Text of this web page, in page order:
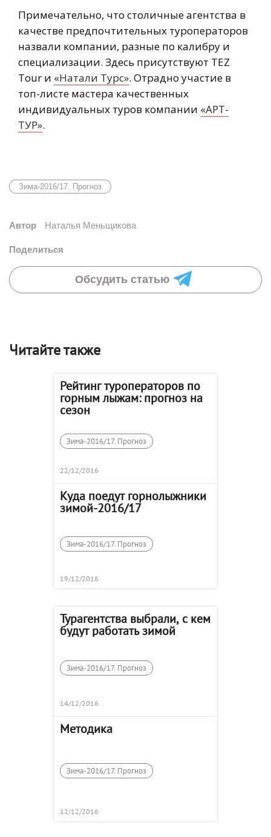
Примечательно, что столичные агентства в
качестве предпочтительных туроператоров
назвали компании, разные по калибру и
специализации. Здесь присутствуют TEZ
Tour и «Натали Турс». Отрадно участие в
топ-листе мастера качественных
индивидуальных туров компании «АРТ-
ТУР».
Зима-2016/17. Прогноз
Автор Наталья Меньщикова
Поделиться
Обсудить статью
Читайте также
Рейтинг туроператоров по
горным лыжам: прогноз на
сезон
Зима-2016/17. Прогноз
22/12/2016
Куда поедут горнолыжники
зимой-2016/17
Зима-2016/17. Прогноз
19/12/2016
Турагентства выбрали, с кем
будут работать зимой
Зима-2016/17. Прогноз
14/12/2016
Методика
Зима-2016/17. Прогноз
12/12/2016